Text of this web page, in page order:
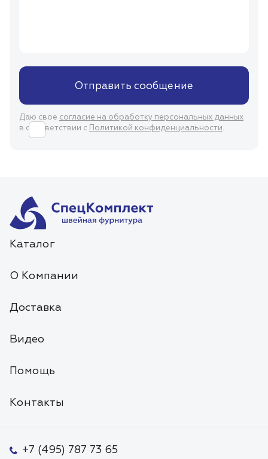
Отправить сообщение
Даю свое согласие на обработку персональных данных
в соответствии с Политикой конфиденциальности.
Каталог
О Компании
Доставка
Видео
Помощь
Контакты
+7 (495) 787 73 65